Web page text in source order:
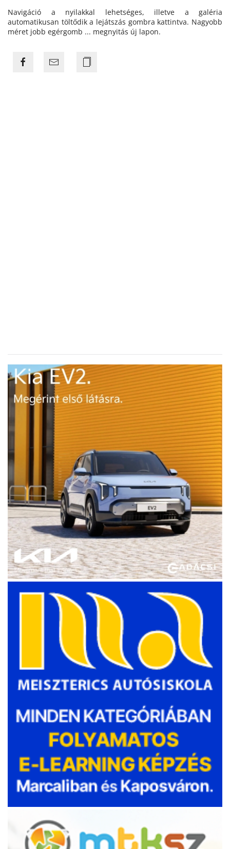
Navigáció a nyilakkal lehetséges, illetve a galéria
automatikusan töltődik a lejátszás gombra kattintva. Nagyobb
méret jobb egérgomb ... megnyitás új lapon.